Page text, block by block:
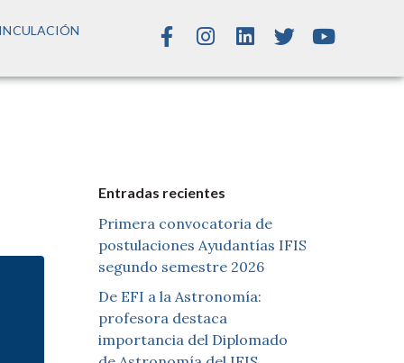
Entradas recientes
Primera convocatoria de
postulaciones Ayudantías IFIS
segundo semestre 2026
De EFI a la Astronomía:
profesora destaca
importancia del Diplomado